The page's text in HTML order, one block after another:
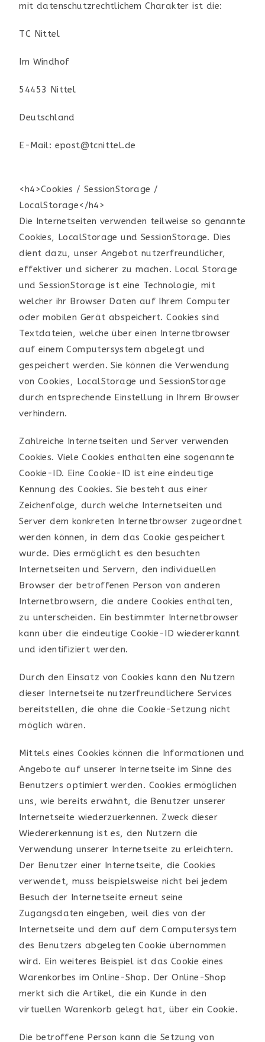
mit datenschutzrechtlichem Charakter ist die:
TC Nittel
Im Windhof
54453 Nittel
Deutschland
E-Mail: epost@tcnittel.de
<h4>Cookies / SessionStorage /
LocalStorage</h4>
Die Internetseiten verwenden teilweise so genannte
Cookies, LocalStorage und SessionStorage. Dies
dient dazu, unser Angebot nutzerfreundlicher,
effektiver und sicherer zu machen. Local Storage
und SessionStorage ist eine Technologie, mit
welcher ihr Browser Daten auf Ihrem Computer
oder mobilen Gerät abspeichert. Cookies sind
Textdateien, welche über einen Internetbrowser
auf einem Computersystem abgelegt und
gespeichert werden. Sie können die Verwendung
von Cookies, LocalStorage und SessionStorage
durch entsprechende Einstellung in Ihrem Browser
verhindern.
Zahlreiche Internetseiten und Server verwenden
Cookies. Viele Cookies enthalten eine sogenannte
Cookie-ID. Eine Cookie-ID ist eine eindeutige
Kennung des Cookies. Sie besteht aus einer
Zeichenfolge, durch welche Internetseiten und
Server dem konkreten Internetbrowser zugeordnet
werden können, in dem das Cookie gespeichert
wurde. Dies ermöglicht es den besuchten
Internetseiten und Servern, den individuellen
Browser der betroffenen Person von anderen
Internetbrowsern, die andere Cookies enthalten,
zu unterscheiden. Ein bestimmter Internetbrowser
kann über die eindeutige Cookie-ID wiedererkannt
und identifiziert werden.
Durch den Einsatz von Cookies kann den Nutzern
dieser Internetseite nutzerfreundlichere Services
bereitstellen, die ohne die Cookie-Setzung nicht
möglich wären.
Mittels eines Cookies können die Informationen und
Angebote auf unserer Internetseite im Sinne des
Benutzers optimiert werden. Cookies ermöglichen
uns, wie bereits erwähnt, die Benutzer unserer
Internetseite wiederzuerkennen. Zweck dieser
Wiedererkennung ist es, den Nutzern die
Verwendung unserer Internetseite zu erleichtern.
Der Benutzer einer Internetseite, die Cookies
verwendet, muss beispielsweise nicht bei jedem
Besuch der Internetseite erneut seine
Zugangsdaten eingeben, weil dies von der
Internetseite und dem auf dem Computersystem
des Benutzers abgelegten Cookie übernommen
wird. Ein weiteres Beispiel ist das Cookie eines
Warenkorbes im Online-Shop. Der Online-Shop
merkt sich die Artikel, die ein Kunde in den
virtuellen Warenkorb gelegt hat, über ein Cookie.
Die betroffene Person kann die Setzung von